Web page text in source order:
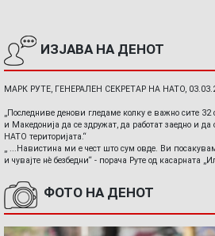
ИЗЈАВА НА ДЕНОТ
МАРК РУТЕ, ГЕНЕРАЛЕН СЕКРЕТАР НА НАТО,
„Последниве денови гледаме колку е важно сите 32
и Македонија да се здружат, да работат заедно и да
НАТО територијата.“
„ ...Навистина ми е чест што сум овде. Ви посакувам
и чувајте нè безбедни“ - порача Руте од касарната
ФОТО НА ДЕНОТ